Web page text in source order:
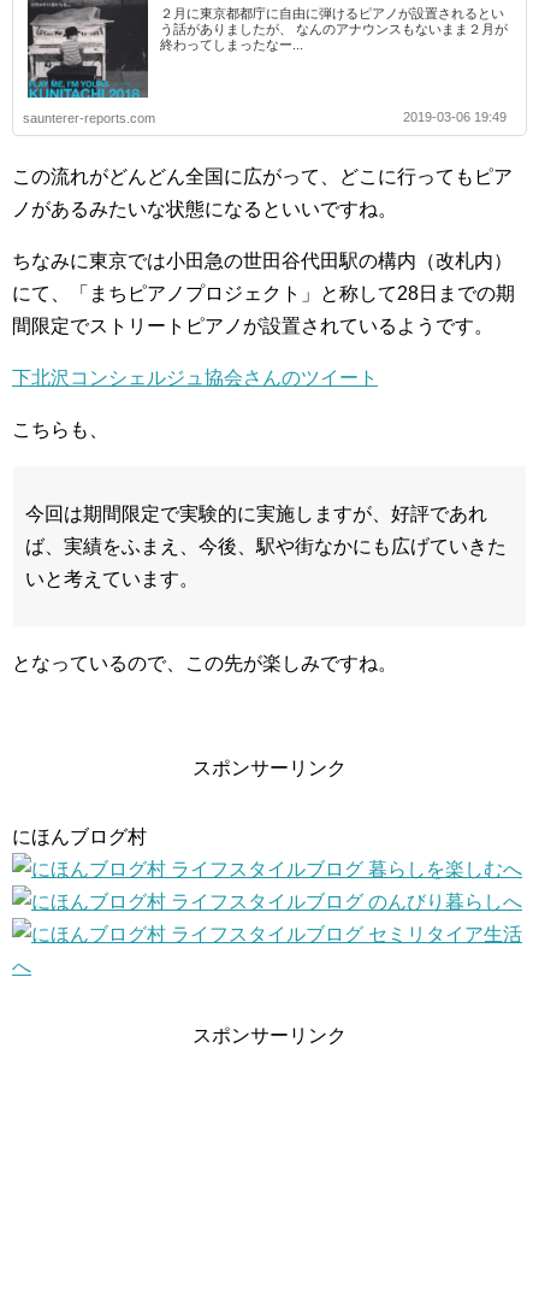
２月に東京都都庁に自由に弾けるピアノが設置されるとい
う話がありましたが、 なんのアナウンスもないまま２月が
終わってしまったなー...
saunterer-reports.com 2019-03-06 19:49
この流れがどんどん全国に広がって、どこに行ってもピア
ノがあるみたいな状態になるといいですね。
ちなみに東京では小田急の世田谷代田駅の構内（改札内）
にて、「まちピアノプロジェクト」と称して28日までの期
間限定でストリートピアノが設置されているようです。
下北沢コンシェルジュ協会さんのツイート
こちらも、
今回は期間限定で実験的に実施しますが、好評であれ
ば、実績をふまえ、今後、駅や街なかにも広げていきた
いと考えています。
となっているので、この先が楽しみですね。
スポンサーリンク
にほんブログ村
スポンサーリンク